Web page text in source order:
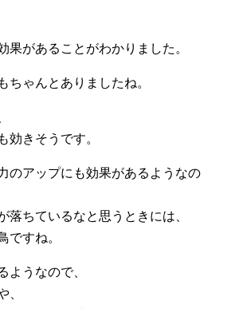
果があることがわかりました。
ちゃんとありましたね。
効きそうです。
のアップにも効果があるようなの
落ちているなと思うときには、
ですね。
ようなので、
、